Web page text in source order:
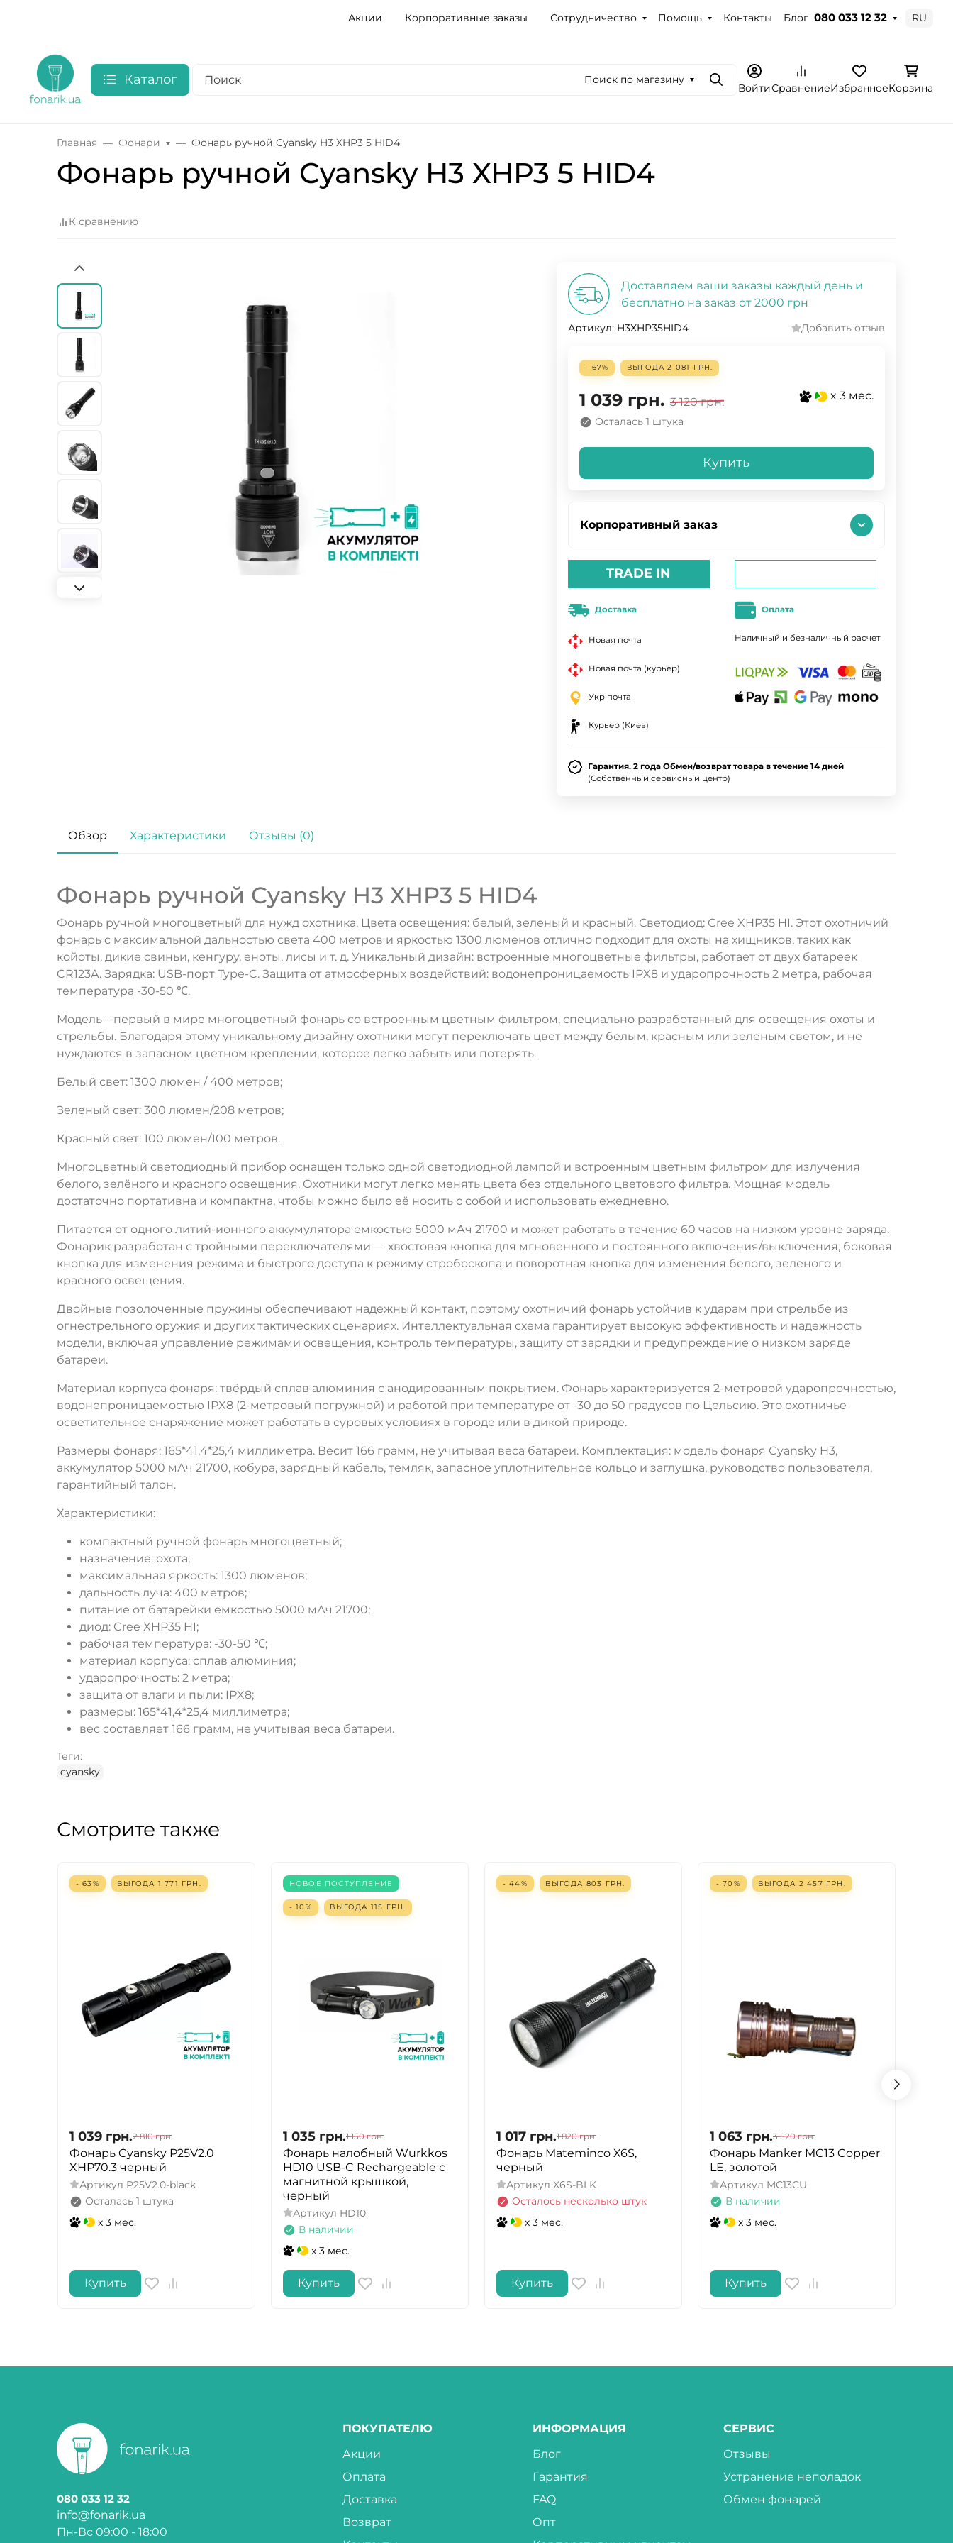
Акции Корпоративные заказы Сотрудничество Помощь Контакты Блог 080 033 12 32 RU
Каталог Поиск по магазину
ПоискВойтиСравнениеИзбранноеКорзина
Главная Фонари Фонарь ручной Cyansky H3 XHP3 5 HID4
Фонарь ручной Cyansky H3 XHP3 5 HID4
К сравнению
Доставляем ваши заказы каждый день и
бесплатно на заказ от 2000 грн
Артикул: H3XHP35HID4 Добавить отзыв
- 67% ВЫГОДА2 081 ГРН.
1 039 грн. 3 120 грн. x 3 мес.
Осталась 1 штука
Купить
Корпоративный заказ
TRADE IN
Доставка
Новая почта
Новая почта (курьер)
Укр почта
Курьер (Киев)
Оплата
Наличный и безналичный расчет
Гарантия. 2 года Обмен/возврат товара в течение 14 дней
(Собственный сервисный центр)
Обзор Характеристики Отзывы (0)
Фонарь ручной Cyansky H3 XHP3 5 HID4
Фонарь ручной многоцветный для нужд охотника. Цвета освещения: белый, зеленый и красный. Светодиод: Cree XHP35 HI. Этот охотничий
фонарь с максимальной дальностью света 400 метров и яркостью 1300 люменов отлично подходит для охоты на хищников, таких как
койоты, дикие свиньи, кенгуру, еноты, лисы и т. д. Уникальный дизайн: встроенные многоцветные фильтры, работает от двух батареек
CR123A. Зарядка: USB-порт Type-C. Защита от атмосферных воздействий: водонепроницаемость IPX8 и ударопрочность 2 метра, рабочая
температура -30-50 ℃.
Модель – первый в мире многоцветный фонарь со встроенным цветным фильтром, специально разработанный для освещения охоты и
стрельбы. Благодаря этому уникальному дизайну охотники могут переключать цвет между белым, красным или зеленым светом, и не
нуждаются в запасном цветном креплении, которое легко забыть или потерять.
Белый свет: 1300 люмен / 400 метров;
Зеленый свет: 300 люмен/208 метров;
Красный свет: 100 люмен/100 метров.
Многоцветный светодиодный прибор оснащен только одной светодиодной лампой и встроенным цветным фильтром для излучения
белого, зелёного и красного освещения. Охотники могут легко менять цвета без отдельного цветового фильтра. Мощная модель
достаточно портативна и компактна, чтобы можно было её носить с собой и использовать ежедневно.
Питается от одного литий-ионного аккумулятора емкостью 5000 мАч 21700 и может работать в течение 60 часов на низком уровне заряда.
Фонарик разработан с тройными переключателями — хвостовая кнопка для мгновенного и постоянного включения/выключения, боковая
кнопка для изменения режима и быстрого доступа к режиму стробоскопа и поворотная кнопка для изменения белого, зеленого и
красного освещения.
Двойные позолоченные пружины обеспечивают надежный контакт, поэтому охотничий фонарь устойчив к ударам при стрельбе из
огнестрельного оружия и других тактических сценариях. Интеллектуальная схема гарантирует высокую эффективность и надежность
модели, включая управление режимами освещения, контроль температуры, защиту от зарядки и предупреждение о низком заряде
батареи.
Материал корпуса фонаря: твёрдый сплав алюминия с анодированным покрытием. Фонарь характеризуется 2-метровой ударопрочностью,
водонепроницаемостью IPX8 (2-метровый погружной) и работой при температуре от -30 до 50 градусов по Цельсию. Это охотничье
осветительное снаряжение может работать в суровых условиях в городе или в дикой природе.
Размеры фонаря: 165*41,4*25,4 миллиметра. Весит 166 грамм, не учитывая веса батареи. Комплектация: модель фонаря Cyansky H3,
аккумулятор 5000 мАч 21700, кобура, зарядный кабель, темляк, запасное уплотнительное кольцо и заглушка, руководство пользователя,
гарантийный талон.
Характеристики:
компактный ручной фонарь многоцветный;
назначение: охота;
максимальная яркость: 1300 люменов;
дальность луча: 400 метров;
питание от батарейки емкостью 5000 мАч 21700;
диод: Cree XHP35 HI;
рабочая температура: -30-50 ℃;
материал корпуса: сплав алюминия;
ударопрочность: 2 метра;
защита от влаги и пыли: IPX8;
размеры: 165*41,4*25,4 миллиметра;
вес составляет 166 грамм, не учитывая веса батареи.
Теги:
cyansky
Смотрите также
- 63% ВЫГОДА 1 771 ГРН.
1 039 грн.2 810 грн.
Фонарь Cyansky P25V2.0
XHP70.3 черный
Артикул P25V2.0-black
Осталась 1 штука
x 3 мес.
Купить
НОВОЕ ПОСТУПЛЕНИЕ
- 10% ВЫГОДА 115 ГРН.
1 035 грн.1 150 грн.
Фонарь налобный Wurkkos
HD10 USB-C Rechargeable с
магнитной крышкой,
черный
Артикул HD10
В наличии
x 3 мес.
Купить
- 44% ВЫГОДА 803 ГРН.
1 017 грн.1 820 грн.
Фонарь Mateminсo X6S,
черный
Артикул X6S-BLK
Осталось несколько штук
x 3 мес.
Купить
- 70% ВЫГОДА 2 457 ГРН.
1 063 грн.3 520 грн.
Фонарь Manker MC13 Copper
LE, золотой
Артикул MC13CU
В наличии
x 3 мес.
Купить
080 033 12 32
info@fonarik.ua
Пн-Вс 09:00 - 18:00
ПОКУПАТЕЛЮ
Акции
Оплата
Доставка
Возврат
ИНФОРМАЦИЯ
Блог
Гарантия
FAQ
Опт
СЕРВИС
Отзывы
Устранение неполадок
Обмен фонарей
ДА НЕТ